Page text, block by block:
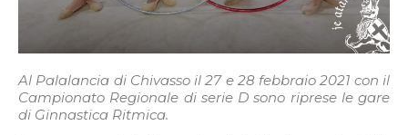
Al Palalancia di Chivasso il 27 e 28 febbraio 2021 con il
Campionato Regionale di serie D sono riprese le gare
di Ginnastica Ritmica.